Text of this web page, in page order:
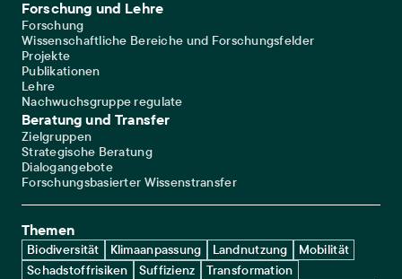
Forschung und Lehre
Forschung
Wissenschaftliche Bereiche und Forschungsfelder
Projekte
Publikationen
Lehre
Nachwuchsgruppe regulate
Beratung und Transfer
Zielgruppen
Strategische Beratung
Dialogangebote
Forschungsbasierter Wissenstransfer
Themen
Biodiversität Klimaanpassung Landnutzung
Mobilität
Schadstoffrisiken
Suffizienz
Transformation